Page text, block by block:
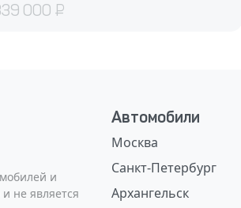
000 ₽
и
не является
Автомобили
Москва
Санкт-Петербург
Архангельск